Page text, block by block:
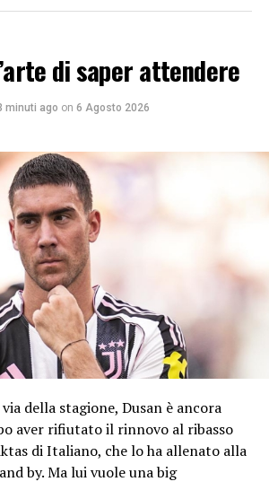
di saper attendere
minuti ago on 6 Agosto 2026
della stagione, Dusan è ancora
aver rifiutato il rinnovo al ribasso
di Italiano, che lo ha allenato alla
by. Ma lui vuole una big